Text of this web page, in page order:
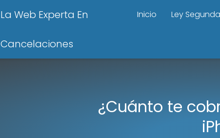
La Web Experta En
Cancelaciones
Inicio Ley
¿Cuánto te